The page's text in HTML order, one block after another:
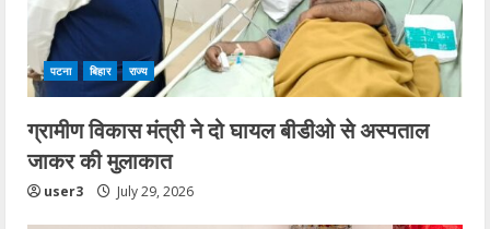
d
i
n
g
पटना बिहार राज्य
ग्रामीण विकास मंत्री ने दो घायल बीडीओ से अस्पताल
जाकर की मुलाकात
user3 July 29, 2026